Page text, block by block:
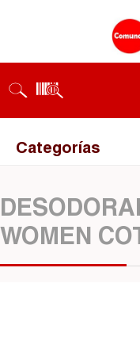
Categorías
WOMEN